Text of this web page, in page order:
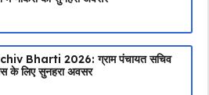
Bharti 2026: ग्राम पंचायत सचिव
के लिए सुनहरा अवसर